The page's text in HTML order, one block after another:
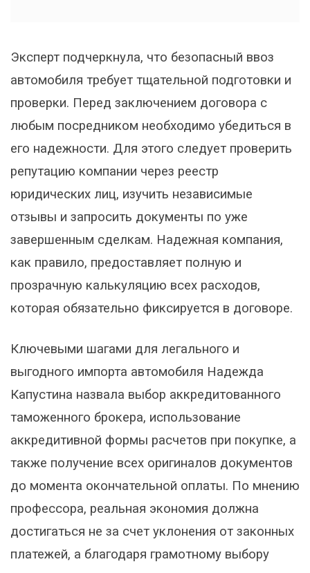
Эксперт подчеркнула, что безопасный ввоз
автомобиля требует тщательной подготовки и
проверки. Перед заключением договора с
любым посредником необходимо убедиться в
его надежности. Для этого следует проверить
репутацию компании через реестр
юридических лиц, изучить независимые
отзывы и запросить документы по уже
завершенным сделкам. Надежная компания,
как правило, предоставляет полную и
прозрачную калькуляцию всех расходов,
которая обязательно фиксируется в договоре.
Ключевыми шагами для легального и
выгодного импорта автомобиля Надежда
Капустина назвала выбор аккредитованного
таможенного брокера, использование
аккредитивной формы расчетов при покупке, а
также получение всех оригиналов документов
до момента окончательной оплаты. По мнению
профессора, реальная экономия должна
достигаться не за счет уклонения от законных
платежей, а благодаря грамотному выбору